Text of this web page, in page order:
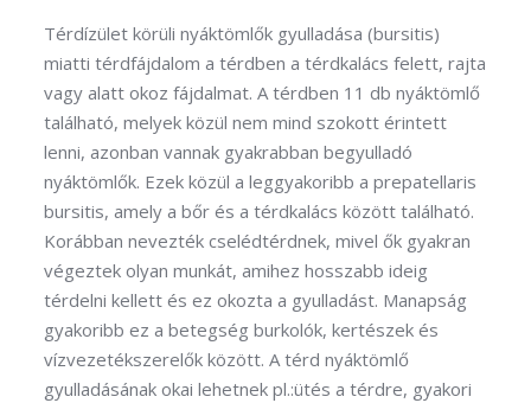
Térdízület körüli nyáktömlők gyulladása (bursitis)
miatti térdfájdalom a térdben a térdkalács felett, rajta
vagy alatt okoz fájdalmat. A térdben 11 db nyáktömlő
található, melyek közül nem mind szokott érintett
lenni, azonban vannak gyakrabban begyulladó
nyáktömlők. Ezek közül a leggyakoribb a prepatellaris
bursitis, amely a bőr és a térdkalács között található.
Korábban nevezték cselédtérdnek, mivel ők gyakran
végeztek olyan munkát, amihez hosszabb ideig
térdelni kellett és ez okozta a gyulladást. Manapság
gyakoribb ez a betegség burkolók, kertészek és
vízvezetékszerelők között. A térd nyáktömlő
gyulladásának okai lehetnek pl.:ütés a térdre, gyakori